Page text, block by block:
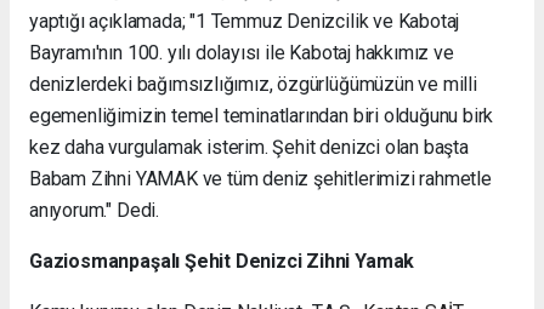
yaptığı açıklamada; "1 Temmuz Denizcilik ve Kabotaj
Bayramı'nın 100. yılı dolayısı ile Kabotaj hakkımız ve
denizlerdeki bağımsızlığımız, özgürlüğümüzün ve milli
egemenliğimizin temel teminatlarından biri olduğunu birk
kez daha vurgulamak isterim. Şehit denizci olan başta
Babam Zihni YAMAK ve tüm deniz şehitlerimizi rahmetle
anıyorum." Dedi.
Gaziosmanpaşalı Şehit Denizci Zihni Yamak